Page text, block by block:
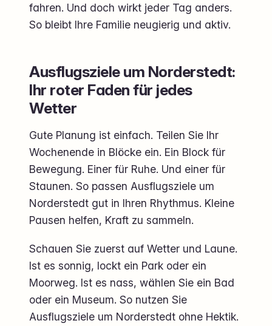
fahren. Und doch wirkt jeder Tag anders.
So bleibt Ihre Familie neugierig und aktiv.
Ausflugsziele um Norderstedt:
Ihr roter Faden für jedes
Wetter
Gute Planung ist einfach. Teilen Sie Ihr
Wochenende in Blöcke ein. Ein Block für
Bewegung. Einer für Ruhe. Und einer für
Staunen. So passen Ausflugsziele um
Norderstedt gut in Ihren Rhythmus. Kleine
Pausen helfen, Kraft zu sammeln.
Schauen Sie zuerst auf Wetter und Laune.
Ist es sonnig, lockt ein Park oder ein
Moorweg. Ist es nass, wählen Sie ein Bad
oder ein Museum. So nutzen Sie
Ausflugsziele um Norderstedt ohne Hektik.